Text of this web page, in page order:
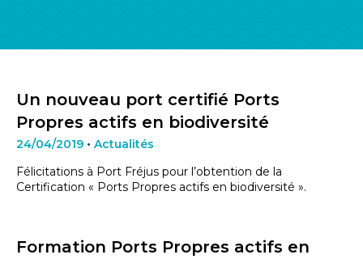
Un nouveau port certifié Ports
Propres actifs en biodiversité
24/04/2019 • Actualités
Félicitations à Port Fréjus pour l’obtention de la
Certification « Ports Propres actifs en biodiversité ».
Formation Ports Propres actifs en